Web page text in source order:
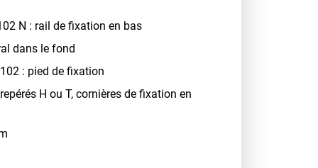
N : rail de fixation en bas
dans le fond
: pied de fixation
H ou T, cornières de fixation en